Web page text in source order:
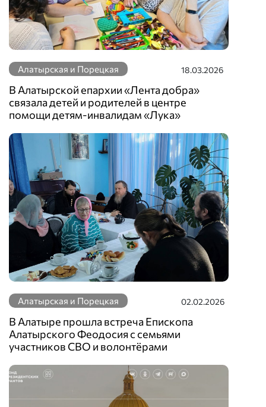
Алатырская и Порецкая 18.03.2026
В Алатырской епархии «Лента добра»
связала детей и родителей в центре
помощи детям-инвалидам «Лука»
Алатырская и Порецкая 02.02.2026
В Алатыре прошла встреча Епископа
Алатырского Феодосия с семьями
участников СВО и волонтёрами